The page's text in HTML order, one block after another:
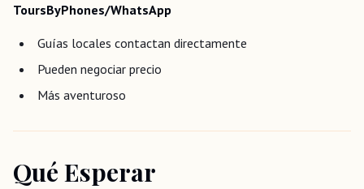
ToursByPhones/WhatsApp
Guías locales contactan directamente
Pueden negociar precio
Más aventuroso
Qué Esperar